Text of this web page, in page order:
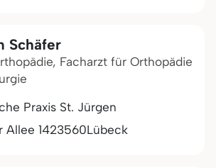
Schäfer
Facharzt für Orthopädie
Praxis St. Jürgen
Allee 1423560Lübeck